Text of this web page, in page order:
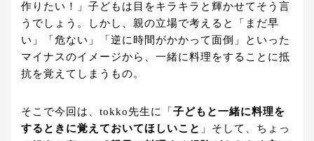
作りたい！」子どもは目をキラキラと輝かせてそう言
うでしょう。しかし、親の立場で考えると「まだ早
い」「危ない」「逆に時間がかかって面倒」といった
マイナスのイメージから、一緒に料理をすることに抵
抗を覚えてしまうもの。
そこで今回は、tokko先生に「 子どもと一緒に料理を
するときに覚えておいてほしいこと 」そして、ちょっ